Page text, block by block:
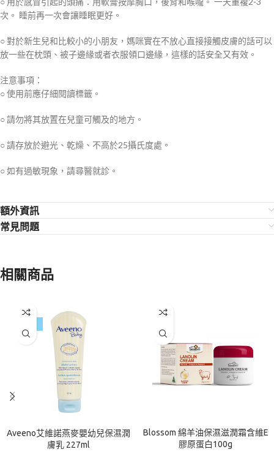
次。 睡前再一次會讓睡眠更好。
○ 對於新生兒和比較小的小朋友，媽咪實在不放心直接接觸皮膚的話可以
放一些在枕頭、被子邊緣或者衣服領口邊緣，這樣的話安全又有效。
注意事項：
○ 使用前應仔細閱讀標籤。
○ 請勿將其放置在兒童可觸及的地方。
○ 請存放於避光、乾燥、不高於25攝氏度處。
○ 如有過敏現象，請尋醫就診。
額外資訊
常見問題
相關商品
Aveeno艾維諾燕麥嬰幼兒保濕潤
膚乳 227ml
Blossom 綿羊油保濕滋潤霜含維E
膠原蛋白100g